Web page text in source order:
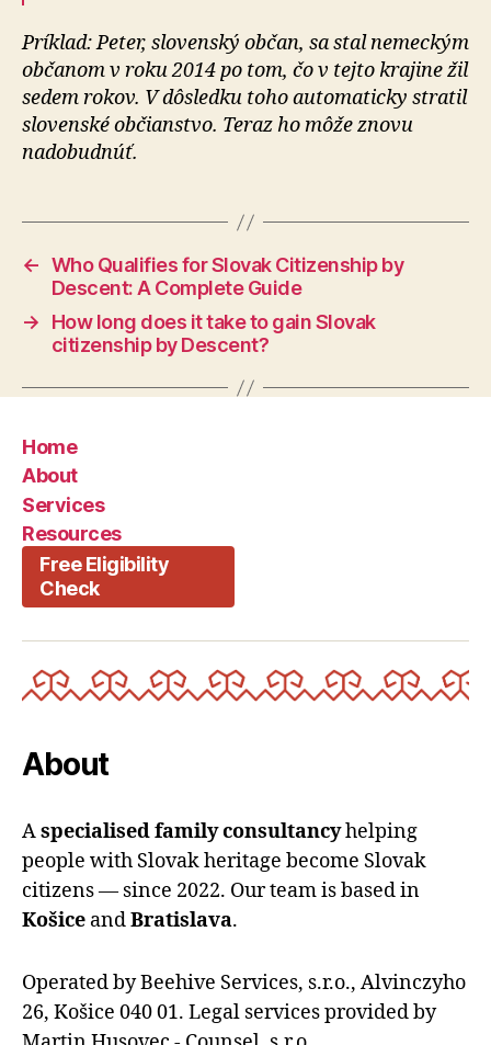
Príklad: Peter, slovenský občan, sa stal nemeckým
občanom v roku 2014 po tom, čo v tejto krajine žil
sedem rokov. V dôsledku toho automaticky stratil
slovenské občianstvo. Teraz ho môže znovu
nadobudnúť.
← Who Qualifies for Slovak Citizenship by
Descent: A Complete Guide
→
How long does it take to gain Slovak
citizenship by Descent?
Home
About
Services
Resources
Free Eligibility
Check
About
Aspecialised family consultancyhelping
people with Slovak heritage become Slovak
citizens — since 2022. Our team is based in
Košice andBratislava.
Operated by Beehive Services, s.r.o., Alvinczyho
26, Košice 040 01. Legal services provided by